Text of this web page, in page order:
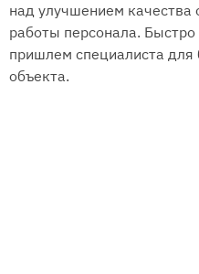
над улучшением качества
работы персонала.
пришлем специалиста для
объекта.